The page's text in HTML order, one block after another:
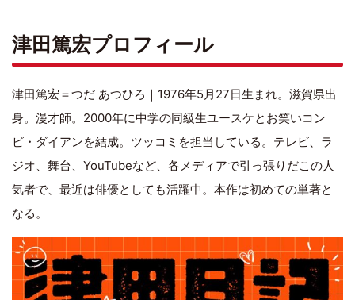
津田篤宏プロフィール
津田篤宏＝つだ あつひろ｜1976年5月27日生まれ。滋賀県出
身。漫才師。2000年に中学の同級生ユースケとお笑いコン
ビ・ダイアンを結成。ツッコミを担当している。テレビ、ラ
ジオ、舞台、YouTubeなど、各メディアで引っ張りだこの人
気者で、最近は俳優としても活躍中。本作は初めての単著と
なる。